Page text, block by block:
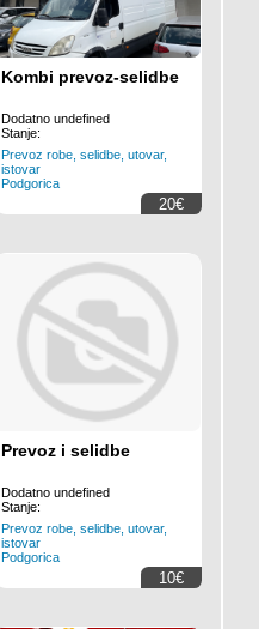
Kombi prevoz-selidbe
Dodatno undefined
Stanje:
Prevoz robe, selidbe, utovar,
istovar
Podgorica
20€
Prevoz i selidbe
Dodatno undefined
Stanje:
Prevoz robe, selidbe, utovar,
istovar
Podgorica
10€